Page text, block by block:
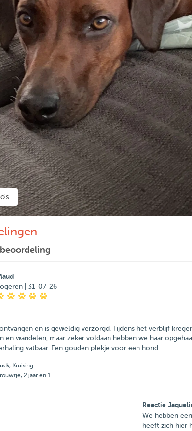
beoordeling
| 31-07-26
en is geweldig verzorgd. Tijdens het verblijf
en wandelen, maar zeker voldaan hebben we haar
vatbaar. Een gouden plekje voor een hond.
, Kruising
2 jaar en 1
Reactie
We hebben
heeft zich hier